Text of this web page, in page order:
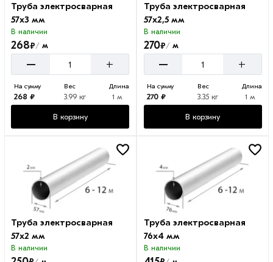
Труба электросварная
57х3 мм
В наличии
268₽/ м
– +
На сумму
268 ₽
Вес
3.99 кг
Длина
1 м
В корзину
Труба электросварная
57х2,5 мм
В наличии
270₽/м
– +
На сумму
270 ₽
Вес
3.35 кг
Длина
1 м
В корзину
Труба электросварная
57х2 мм
В наличии
Труба электросварная
76х4 мм
В наличии